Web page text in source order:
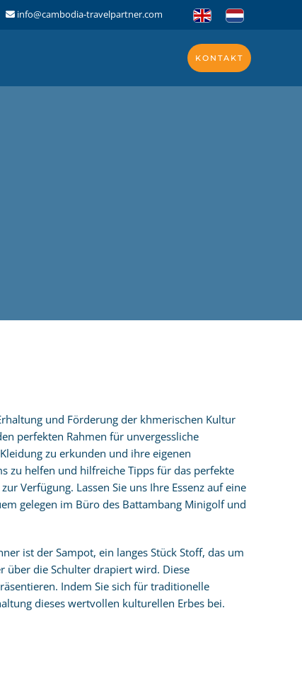
info@cambodia-travelpartner.com
KONTAKT
und Förderung der khmerischen Kultur
perfekten Rahmen für unvergessliche
zu erkunden und ihre eigenen
zu helfen und hilfreiche Tipps für das perfekte
Verfügung. Lassen Sie uns Ihre Essenz auf eine
gelegen im Büro des Battambang Minigolf und
ist der Sampot, ein langes Stück Stoff, das um
über die Schulter drapiert wird. Diese
Indem Sie sich für traditionelle
dieses wertvollen kulturellen Erbes bei.